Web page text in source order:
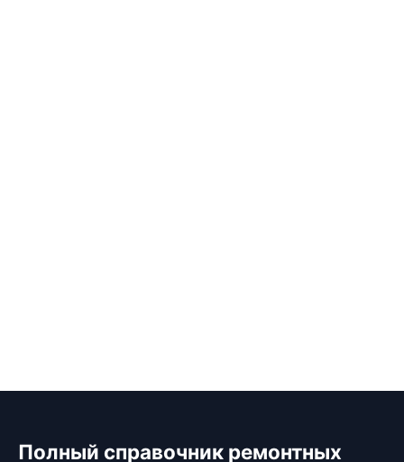
Полный справочник ремонтных